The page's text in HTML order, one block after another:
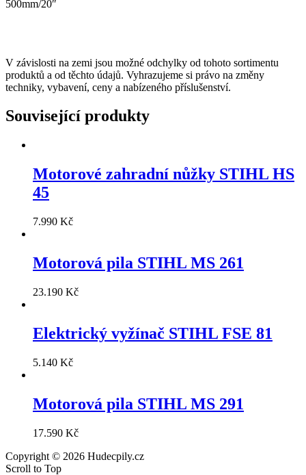
500mm/20″
V závislosti na zemi jsou možné odchylky od tohoto sortimentu
produktů a od těchto údajů. Vyhrazujeme si právo na změny
techniky, vybavení, ceny a nabízeného příslušenství.
Související produkty
Motorové zahradní nůžky STIHL HS
45
7.990 Kč
Motorová pila STIHL MS 261
23.190 Kč
Elektrický vyžínač STIHL FSE 81
5.140 Kč
Motorová pila STIHL MS 291
17.590 Kč
Copyright © 2026 Hudecpily.cz
Scroll to Top